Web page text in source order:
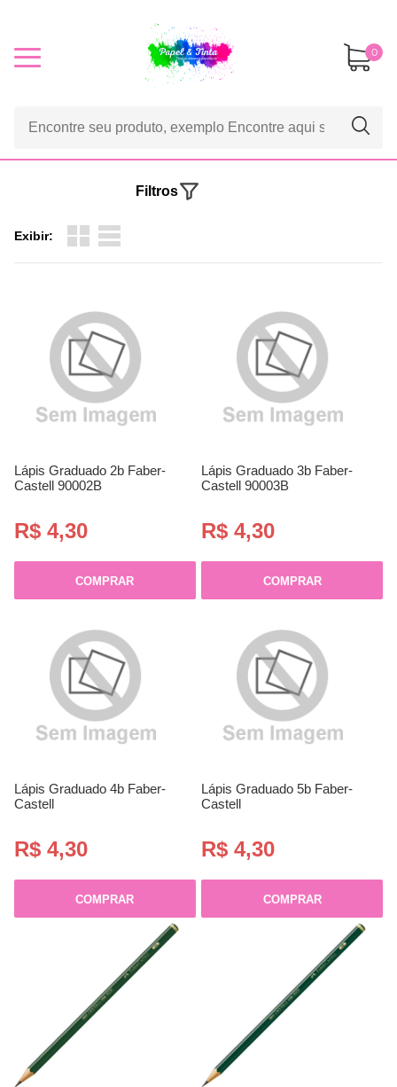
0
Exibir:
Filtros
Lápis Graduado 2b Faber-
Castell 90002B
R$ 4,30
COMPRAR
Lápis Graduado 3b Faber-
Castell 90003B
R$ 4,30
COMPRAR
Lápis Graduado 4b Faber-
Castell
R$ 4,30
COMPRAR
Lápis Graduado 5b Faber-
Castell
R$ 4,30
COMPRAR